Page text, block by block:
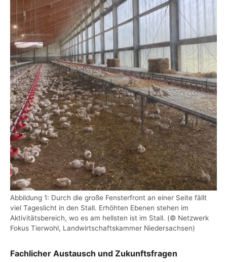
Abbildung 1: Durch die große Fensterfront an einer Seite fällt
viel Tageslicht in den Stall. Erhöhten Ebenen stehen im
Aktivitätsbereich, wo es am hellsten ist im Stall. (© Netzwerk
Fokus Tierwohl, Landwirtschaftskammer Niedersachsen)
Fachlicher Austausch und Zukunftsfragen